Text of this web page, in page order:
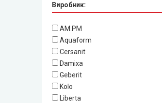
Виробник:
AM.PM
Aquaform
Cersanit
Damixa
Geberit
Kolo
Liberta